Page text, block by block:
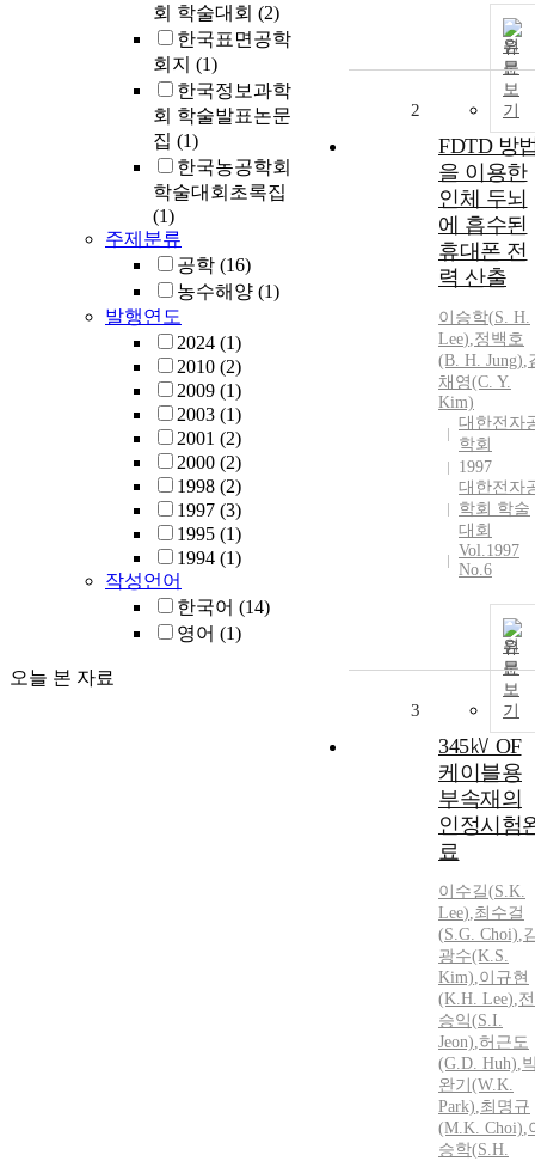
회 학술대회 (2)
한국표면공학
회지 (1)
한국정보과학
회 학술발표논문
집 (1)
한국농공학회
학술대회초록집
(1)
주제분류
공학 (16)
농수해양 (1)
발행연도
2024 (1)
2010 (2)
2009 (1)
2003 (1)
2001 (2)
2000 (2)
1998 (2)
1997 (3)
1995 (1)
1994 (1)
작성언어
한국어 (14)
영어 (1)
오늘 본 자료
원
문
보
기
2
FDTD 방
을 이용한
인체 두뇌
에 흡수된
휴대폰 전
력 산출
이승학(S. H.
Lee),정백호
(B. H. Jung),
채영(C. Y.
Kim)
대한전자
학회
1997
대한전자
학회 학술
대회
Vol.1997
No.6
원
문
보
기
3
345㎸ OF
케이블용
부속재의
인정시험
료
이수길(S.K.
Lee),최수걸
(S.G. Choi),
광수(K.S.
Kim),이규현
(K.H. Lee),전
승익(S.I.
Jeon),허근도
(G.D. Huh),
완기(W.K.
Park),최명규
(M.K. Choi),
승학(S.H.